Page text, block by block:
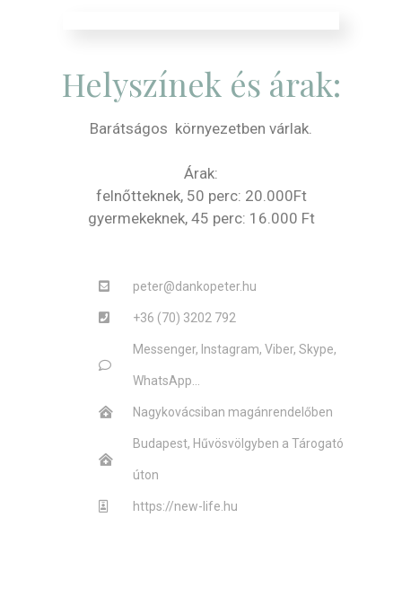
Helyszínek és árak:
Barátságos környezetben várlak.
Árak:
felnőtteknek, 50 perc: 20.000Ft
gyermekeknek, 45 perc: 16.000 Ft
peter@dankopeter.hu
+36 (70) 3202 792
Messenger, Instagram, Viber, Skype,
WhatsApp...
Nagykovácsiban magánrendelőben
Budapest, Hűvösvölgyben a Tárogató
úton
https://new-life.hu